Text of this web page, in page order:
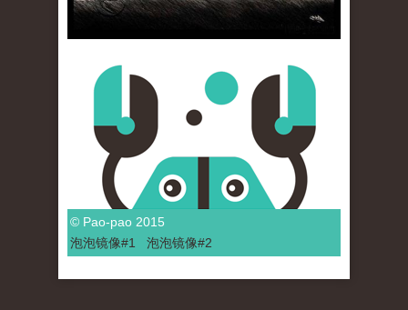
© Pao-pao 2015
泡泡镜像#1 泡泡镜像#2